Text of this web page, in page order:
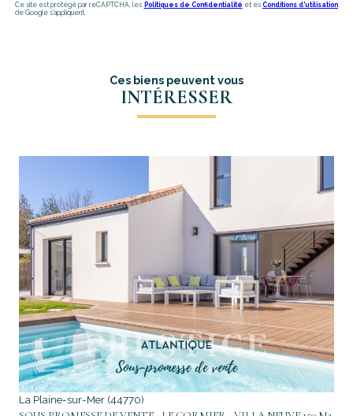
Ce site est protégé par reCAPTCHA, les Politiques de Confidentialité et es Conditions d'utilisation
de Google s'appliquent.
Ces biens peuvent vous
INTÉRESSER
voir le bien
La Plaine-sur-Mer (44770)